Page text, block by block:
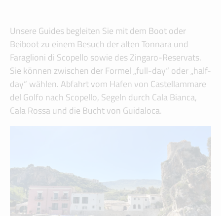
Unsere Guides begleiten Sie mit dem Boot oder
Beiboot zu einem Besuch der alten Tonnara und
Faraglioni di Scopello sowie des Zingaro-Reservats.
Sie können zwischen der Formel „full-day“ oder „half-
day“ wählen. Abfahrt vom Hafen von Castellammare
del Golfo nach Scopello, Segeln durch Cala Bianca,
Cala Rossa und die Bucht von Guidaloca.